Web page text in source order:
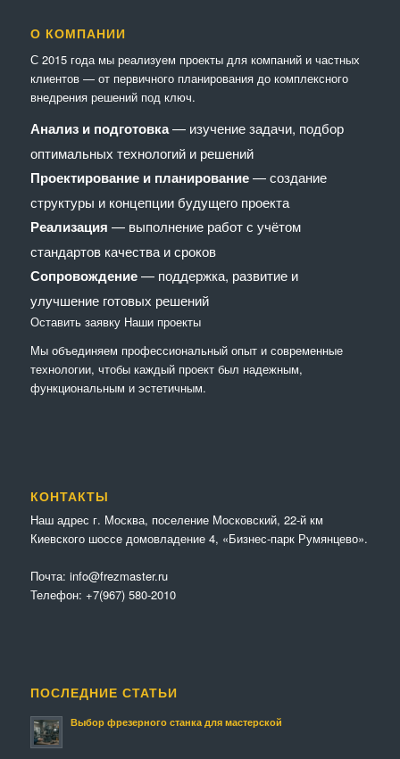
О КОМПАНИИ
С 2015 года мы реализуем проекты для компаний и частных
клиентов — от первичного планирования до комплексного
внедрения решений под ключ.
Анализ и подготовка— изучение задачи, подбор
оптимальных технологий и решений
Проектирование и планирование— создание
структуры и концепции будущего проекта
Реализация — выполнение работ с учётом
стандартов качества и сроков
Сопровождение— поддержка, развитие и
улучшение готовых решений
Оставить заявку Наши проекты
Мы объединяем профессиональный опыт и современные
технологии, чтобы каждый проект был надежным,
функциональным и эстетичным.
КОНТАКТЫ
Наш адрес г. Москва, поселение Московский, 22-й км
Киевского шоссе домовладение 4, «Бизнес-парк Румянцево».
Почта: info@frezmaster.ru
Телефон: +7(967) 580-2010
ПОСЛЕДНИЕ СТАТЬИ
Выбор фрезерного станка для мастерской